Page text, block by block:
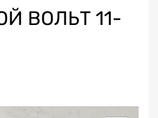
ВОЛЬТ 11-